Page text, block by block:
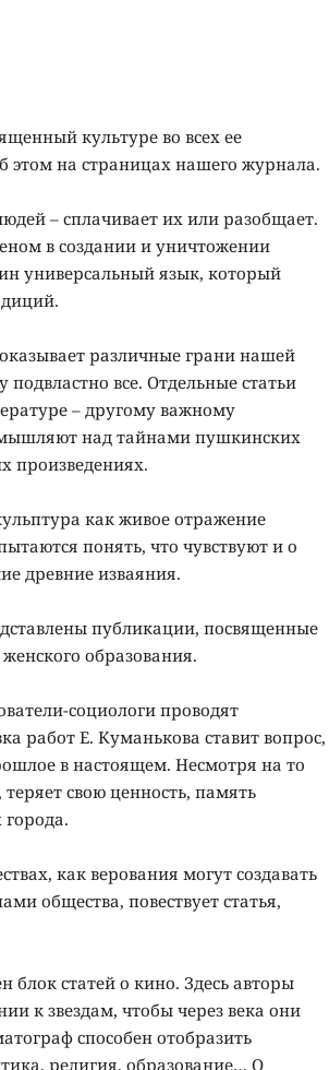
культуре во всех ее
этом на страницах нашего журнала.
– сплачивает их или разобщает.
в создании и уничтожении
универсальный язык, который
различные грани нашей
все. Отдельные статьи
– другому важному
над тайнами пушкинских
произведениях.
как живое отражение
понять, что чувствуют и о
древние изваяния.
публикации, посвященные
образования.
социологи проводят
работ Е. Куманькова ставит вопрос,
в настоящем. Несмотря на то
свою ценность, память
как верования могут создавать
общества, повествует статья,
блок статей о кино. Здесь авторы
к звездам, чтобы через века они
способен отобразить
религия, образование… О